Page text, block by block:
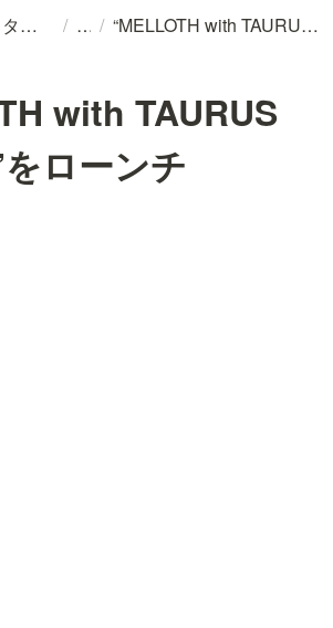
TAURUS WORKS / タウロス工房 / / “MELLOTH with TAURUS WORKS”をローンチ
with TAURUS
ローンチ